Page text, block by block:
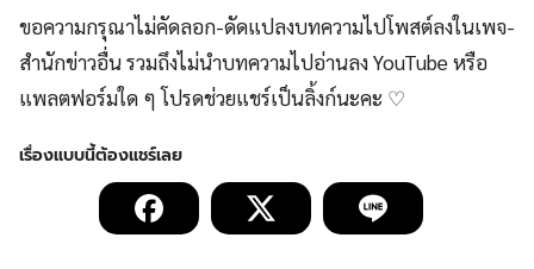
ขอความกรุณาไม่คัดลอก-ดัดแปลงบทความไปโพสต์ลงในเพจ-
สำนักข่าวอื่น รวมถึงไม่นำบทความไปอ่านลง YouTube หรือ
แพลตฟอร์มใด ๆ โปรดช่วยแชร์เป็นลิ้งก์นะคะ ♡